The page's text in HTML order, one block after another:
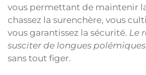
vous permettant de maintenir
chassez la surenchère, vous
vous garantissez la sécurité. Le
susciter de longues polémiques
sans tout figer.